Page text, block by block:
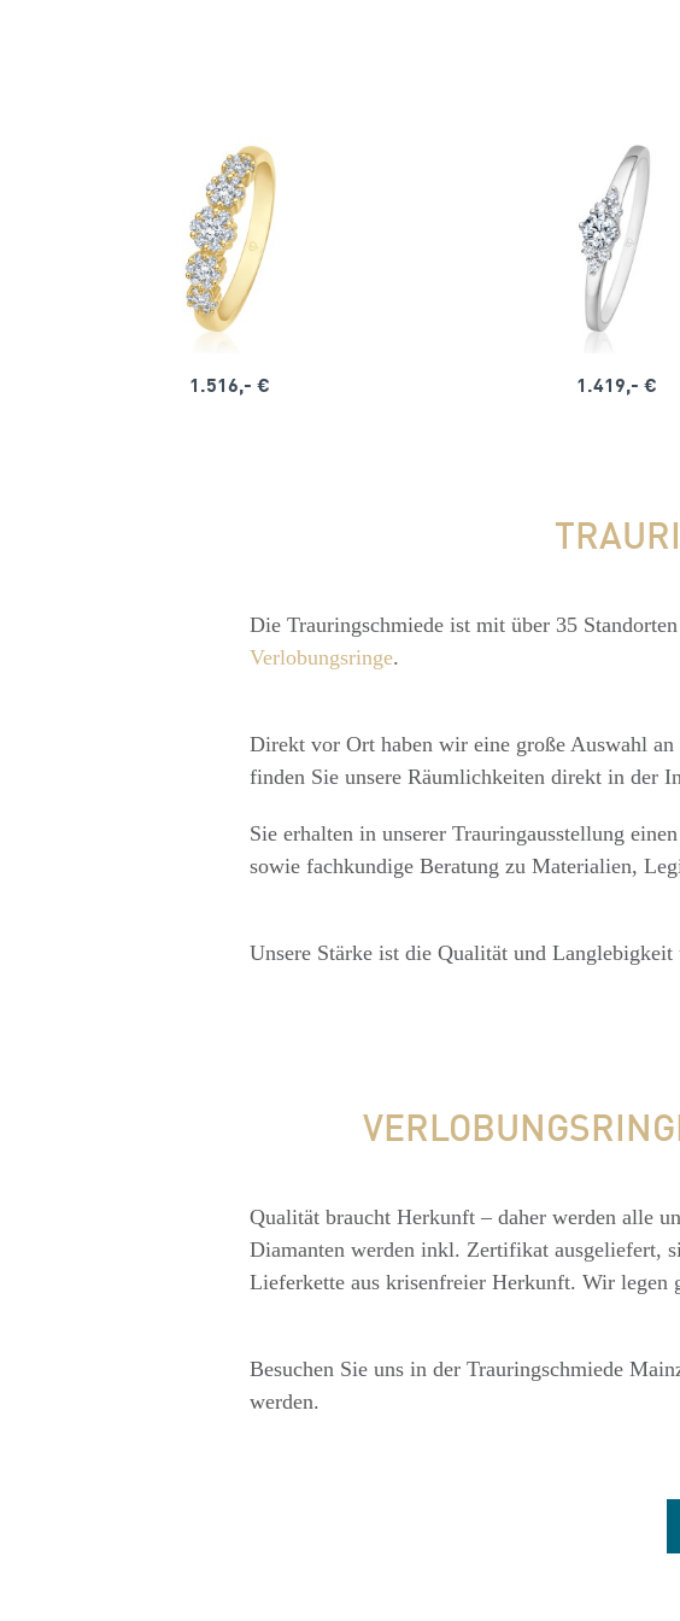
1.516,- € 1.419,- €
Die Trauringschmiede ist mit über 35
Verlobungsringe.
Direkt vor Ort haben wir eine große Auswahl
finden Sie unsere Räumlichkeiten direkt in der
Sie erhalten in unserer Trauringausstellung
sowie fachkundige Beratung zu Materialien,
Unsere Stärke ist die Qualität und
Qualität braucht Herkunft – daher werden alle
Diamanten werden inkl. Zertifikat ausgeliefert,
Lieferkette aus krisenfreier Herkunft. Wir legen
Besuchen Sie uns in der Trauringschmiede
werden.